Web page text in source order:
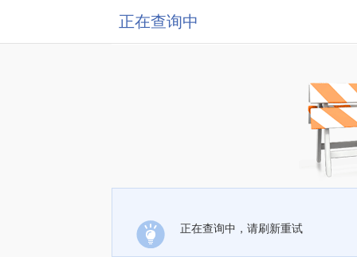
正在查询中
正在查询中，请刷新重试